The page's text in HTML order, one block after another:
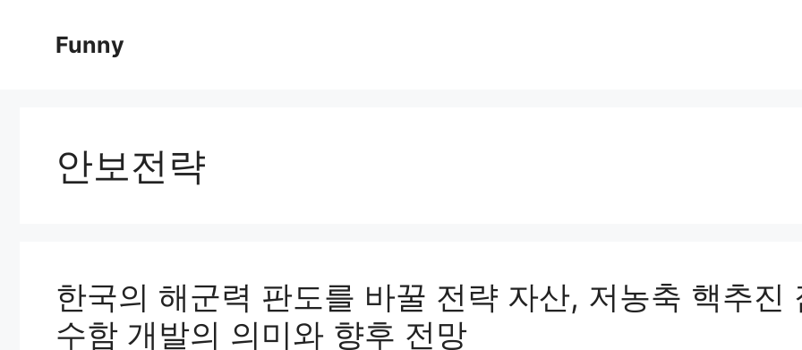
Funny
안보전략
한국의 해군력 판도를 바꿀 전략 자산, 저농축 핵추진
수함 개발의 의미와 향후 전망